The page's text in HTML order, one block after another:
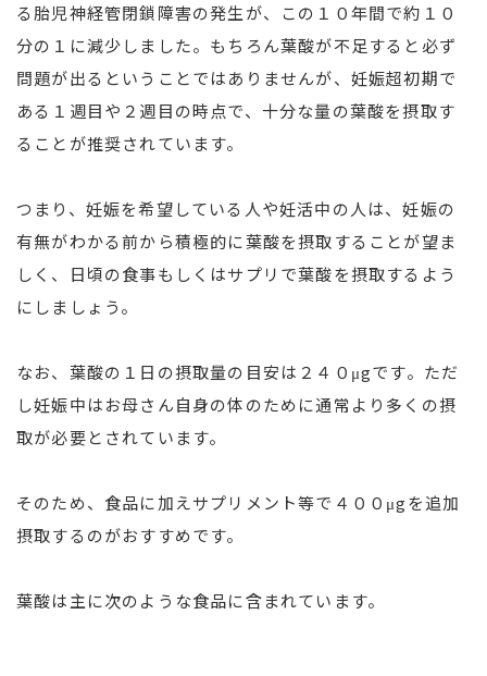
る胎児神経管閉鎖障害の発生が、この１０年間で約１０
分の１に減少しました。もちろん葉酸が不足すると必ず
問題が出るということではありませんが、妊娠超初期で
ある１週目や２週目の時点で、十分な量の葉酸を摂取す
ることが推奨されています。
つまり、妊娠を希望している人や妊活中の人は、妊娠の
有無がわかる前から積極的に葉酸を摂取することが望ま
しく、日頃の食事もしくはサプリで葉酸を摂取するよう
にしましょう。
なお、葉酸の１日の摂取量の目安は２４０μgです。ただ
し妊娠中はお母さん自身の体のために通常より多くの摂
取が必要とされています。
そのため、食品に加えサプリメント等で４００μgを追加
摂取するのがおすすめです。
葉酸は主に次のような食品に含まれています。